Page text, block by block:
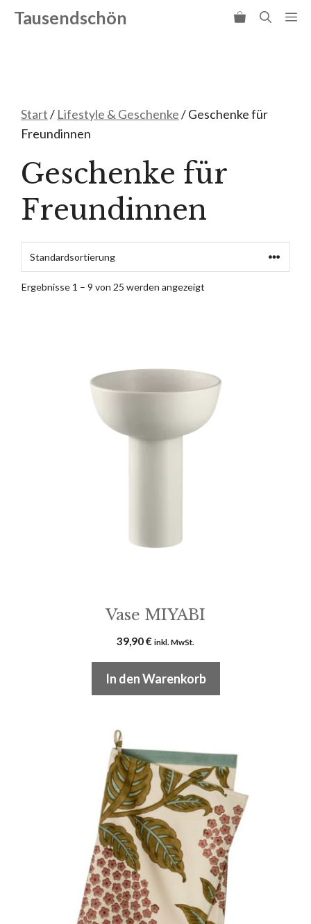
Zum
Inhalt
Tausendschön
Start/ Lifestyle & Geschenke/ Geschenke für
Freundinnen
Geschenke für
Freundinnen
Ergebnisse 1 – 9 von 25 werden angezeigt
Vase MIYABI
39,90€ inkl. MwSt.
In den Warenkorb